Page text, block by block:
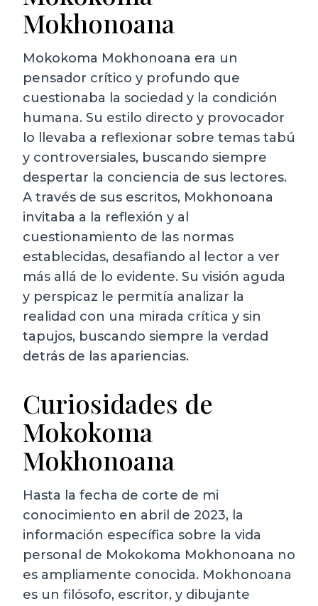
Mokhonoana
Mokokoma Mokhonoana era un
pensador crítico y profundo que
cuestionaba la sociedad y la condición
humana. Su estilo directo y provocador
lo llevaba a reflexionar sobre temas tabú
y controversiales, buscando siempre
despertar la conciencia de sus lectores.
A través de sus escritos, Mokhonoana
invitaba a la reflexión y al
cuestionamiento de las normas
establecidas, desafiando al lector a ver
más allá de lo evidente. Su visión aguda
y perspicaz le permitía analizar la
realidad con una mirada crítica y sin
tapujos, buscando siempre la verdad
detrás de las apariencias.
Curiosidades de
Mokokoma
Mokhonoana
Hasta la fecha de corte de mi
conocimiento en abril de 2023, la
información específica sobre la vida
personal de Mokokoma Mokhonoana no
es ampliamente conocida. Mokhonoana
es un filósofo, escritor, y dibujante